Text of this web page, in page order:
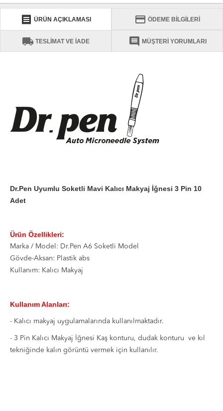
receipt ÜRÜN AÇIKLAMASI credit_card ÖDEME BİLGİLERİ
local_shipping TESLİMAT VE İADE comment MÜŞTERİ YORUMLARI
Dr.Pen Uyumlu Soketli Mavi Kalıcı Makyaj İğnesi 3 Pin 10
Adet
Ürün Özellikleri:
Marka / Model: Dr.Pen A6 Soketli Model
Gövde-Aksan: Plastik abs
Kullanım: Kalıcı Makyaj
Kullanım Alanları:
- Kalıcı makyaj uygulamalarında kullanılmaktadır.
- 3 Pin Kalıcı Makyaj İğnesi Kaş konturu, dudak konturu ve kıl
tekniğinde kalın görüntü vermek için kullanılır.